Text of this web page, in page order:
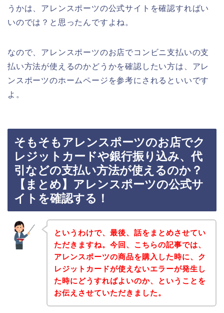
うかは、アレンスポーツの公式サイトを確認すればい
いのでは？と思ったんですよね。
なので、アレンスポーツのお店でコンビニ支払いの支
払い方法が使えるのかどうかを確認したい方は、アレ
ンスポーツのホームページを参考にされるといいです
よ。
そもそもアレンスポーツのお店でク
レジットカードや銀行振り込み、代
引などの支払い方法が使えるのか？
【まとめ】アレンスポーツの公式サ
イトを確認する！
というわけで、最後、話をまとめさせてい
ただきますね。今回、こちらの記事では、
アレンスポーツの商品を購入した時に、ク
レジットカードが使えないエラーが発生し
た時にどうすればよいのか、ということを
お伝えさせていただきました。